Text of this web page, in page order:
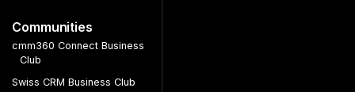
Communities
cmm360 Connect Business
Club
Swiss CRM Business Club